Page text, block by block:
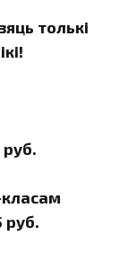
толькі
руб.
руб.